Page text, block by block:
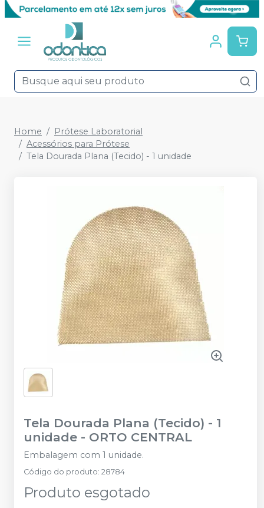
Home
Prótese Laboratorial
Acessórios para Prótese
Tela Dourada Plana (Tecido) - 1 unidade
Tela Dourada Plana (Tecido) - 1
unidade - ORTO CENTRAL
Embalagem com 1 unidade.
Código do produto: 28784
Produto esgotado